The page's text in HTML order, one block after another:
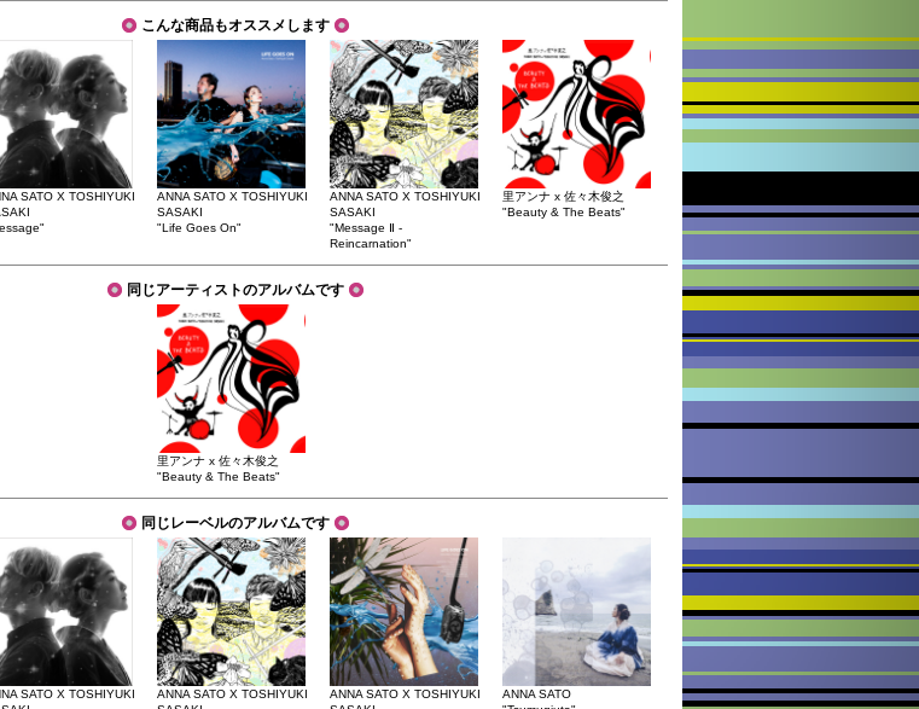
こんな商品もオススメします
SATO X TOSHIYUKI
ANNA SATO X TOSHIYUKI
SASAKI
"Life Goes On"
ANNA SATO X TOSHIYUKI
SASAKI
"Message Ⅱ -
Reincarnation"
里アンナ x 佐々木俊之
"Beauty & The Beats"
同じアーティストのアルバムです
里アンナ x 佐々木俊之
"Beauty & The Beats"
同じレーベルのアルバムです
SATO X TOSHIYUKI
ANNA SATO X TOSHIYUKI
ANNA SATO X TOSHIYUKI
ANNA SATO